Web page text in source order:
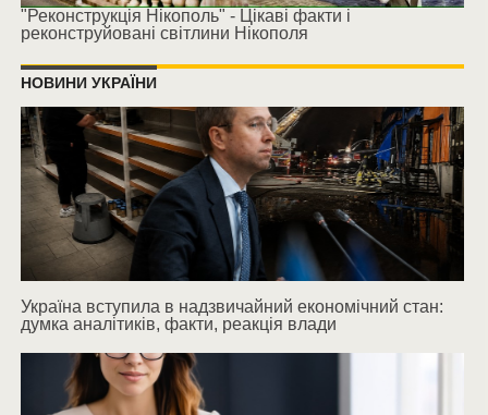
"Реконструкція Нікополь" - Цікаві факти і
реконструйовані світлини Нікополя
НОВИНИ УКРАЇНИ
Україна вступила в надзвичайний економічний стан:
думка аналітиків, факти, реакція влади